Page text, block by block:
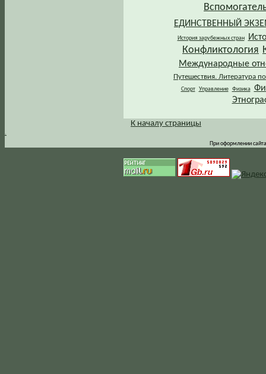
ЕДИНСТВЕННЫЙ
История зарубежных стран
Конфликтология
Международные
Путешествия. Литература
Спорт Управление Физика
.
К началу страницы
При оформлении